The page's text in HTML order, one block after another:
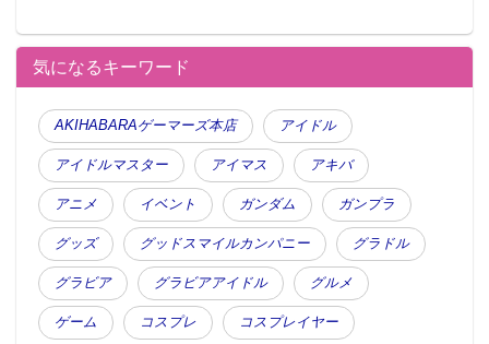
201505300004
(7)
201505300004
(6)
201505300004
(5)
気になるキーワード
AKIHABARAゲーマーズ本店 アイドル
アイドルマスター アイマス アキバ
アニメ イベント ガンダム ガンプラ
グッズ グッドスマイルカンパニー グラドル
グラビア グラビアアイドル グルメ
ゲーム コスプレ コスプレイヤー